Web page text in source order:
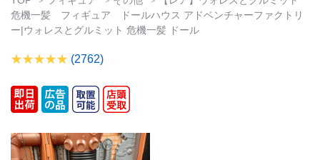
危機一髪 フィギュア ドールハウス アドベンチャーファクトリ
ー|ウォレスとグルミット 危機一髪 ドール
(2762)